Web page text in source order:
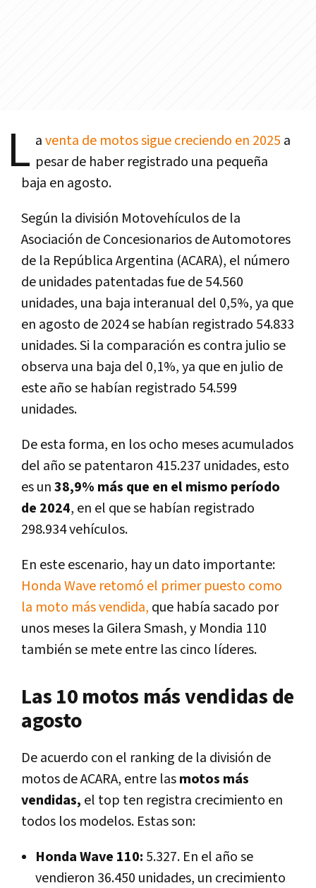
L aventa de motos sigue creciendo en 2025 a
pesar de haber registrado una pequeña
baja en agosto.
Según la división Motovehículos de la
Asociación de Concesionarios de Automotores
de la República Argentina (ACARA), el número
de unidades patentadas fue de 54.560
unidades, una baja interanual del 0,5%, ya que
en agosto de 2024 se habían registrado 54.833
unidades. Si la comparación es contra julio se
observa una baja del 0,1%, ya que en julio de
este año se habían registrado 54.599
unidades.
De esta forma, en los ocho meses acumulados
del año se patentaron 415.237 unidades, esto
es un38,9% más que en el mismo período
de 2024, en el que se habían registrado
298.934 vehículos.
En este escenario, hay un dato importante:
Honda Wave retomó el primer puesto como
la moto más vendida, que había sacado por
unos meses la Gilera Smash, y Mondia 110
también se mete entre las cinco líderes.
Las 10 motos más vendidas de
agosto
De acuerdo con el ranking de la división de
motos de ACARA, entre lasmotos más
vendidas, el top ten registra crecimiento en
todos los modelos. Estas son:
Honda Wave 110: 5.327. En el año se
vendieron 36.450 unidades, un crecimiento